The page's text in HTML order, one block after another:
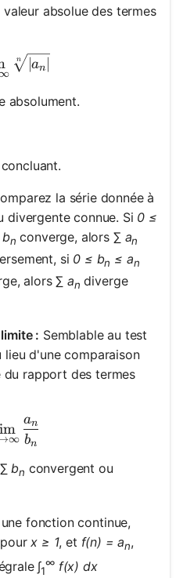
absolue des termes
L = \lim_{n \to \infty}
n ∣an
absolument.
la série donnée à
divergente connue. Si 0 ≤
bn converge, alors ∑ an
si 0 ≤ bn ≤ an
alors ∑ an diverge
: Semblable au test
lieu d'une comparaison
rapport des termes
L = \lim_{n \to \infty}
∞ bn
an
bn convergent ou
fonction continue,
pourx ≥ 1, et f(n) = an,
∫1
∞ f(x) dx